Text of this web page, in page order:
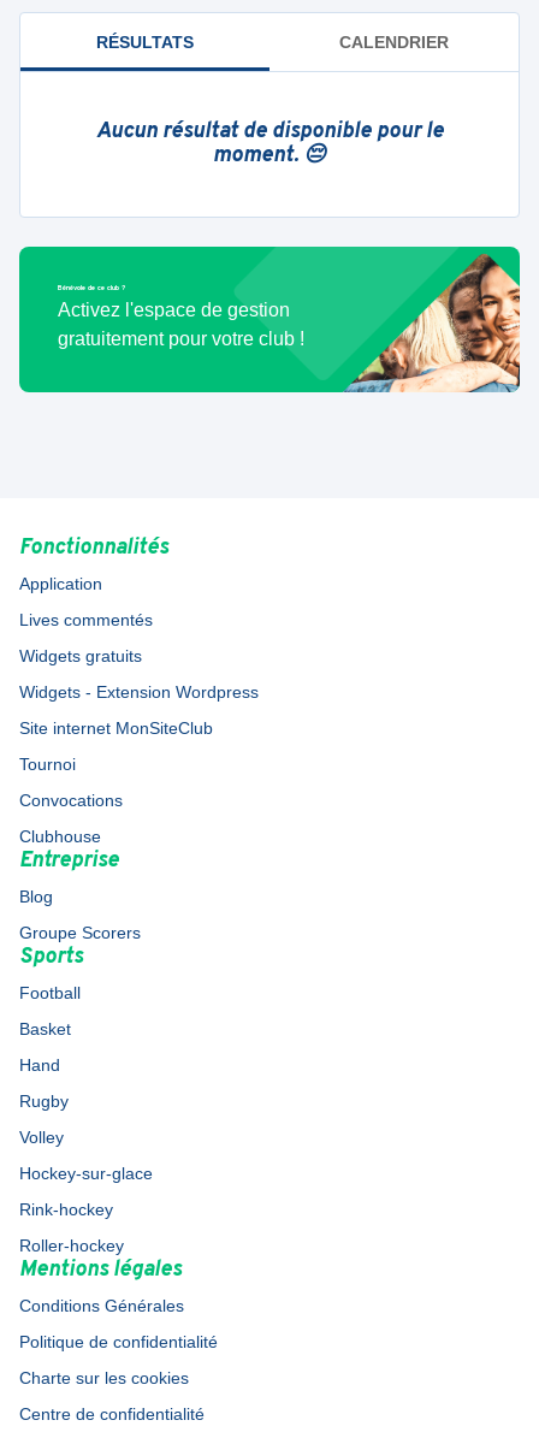
RÉSULTATS CALENDRIER
Aucun résultat de disponible pour le
moment. 😔
Bénévole de ce club ?
Activez l'espace de gestion
gratuitement pour votre club !
Fonctionnalités
Application
Lives commentés
Widgets gratuits
Widgets - Extension Wordpress
Site internet MonSiteClub
Tournoi
Convocations
Clubhouse
Entreprise
Blog
Groupe Scorers
Sports
Football
Basket
Hand
Rugby
Volley
Hockey-sur-glace
Rink-hockey
Roller-hockey
Mentions légales
Conditions Générales
Politique de confidentialité
Charte sur les cookies
Centre de confidentialité